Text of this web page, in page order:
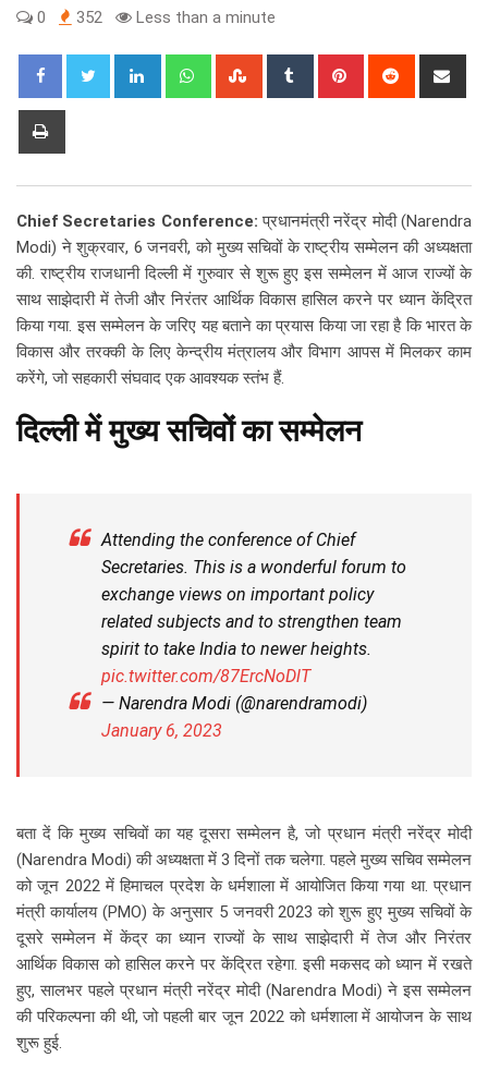
0 352 Less than a minute
LinkedIn WhatsappStumbleUpon
Tumblr Pinterest Reddit
Chief Secretaries Conference: प्रधानमंत्री नरेंद्र मोदी (Narendra
Modi) ने शुक्रवार, 6 जनवरी, को मुख्य सचिवों के राष्ट्रीय सम्मेलन की अध्यक्षता
की. राष्ट्रीय राजधानी दिल्‍ली में गुरुवार से शुरू हुए इस सम्मेलन में आज राज्यों के
साथ साझेदारी में तेजी और निरंतर आर्थिक विकास हासिल करने पर ध्यान केंद्रित
किया गया. इस सम्मेलन के जरिए यह बताने का प्रयास किया जा रहा है कि भारत के
विकास और तरक्की के लिए केन्द्रीय मंत्रालय और विभाग आपस में मिलकर काम
करेंगे, जो सहकारी संघवाद एक आवश्यक स्तंभ हैं.
दिल्‍ली में मुख्य सचिवों का सम्मेलन
Attending the conference of Chief
Secretaries. This is a wonderful forum to
exchange views on important policy
related subjects and to strengthen team
spirit to take India to newer heights.
pic.twitter.com/87ErcNoDlT
— Narendra Modi (@narendramodi)
January 6, 2023
बता दें कि मुख्य सचिवों का यह दूसरा सम्मेलन है, जो प्रधान मंत्री नरेंद्र मोदी
(Narendra Modi) की अध्यक्षता में 3 दिनों तक चलेगा. पहले मुख्य सचिव सम्मेलन
को जून 2022 में हिमाचल प्रदेश के धर्मशाला में आयोजित किया गया था. प्रधान
मंत्री कार्यालय (PMO) के अनुसार 5 जनवरी 2023 को शुरू हुए मुख्य सचिवों के
दूसरे सम्मेलन में केंद्र का ध्‍यान राज्यों के साथ साझेदारी में तेज और निरंतर
आर्थिक विकास को हासिल करने पर केंद्रित रहेगा. इसी मकसद को ध्यान में रखते
हुए, सालभर पहले प्रधान मंत्री नरेंद्र मोदी (Narendra Modi) ने इस सम्मेलन
की परिकल्पना की थी, जो पहली बार जून 2022 को धर्मशाला में आयोजन के साथ
शुरू हुई.